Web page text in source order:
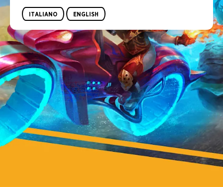
ITALIANO ENGLISH